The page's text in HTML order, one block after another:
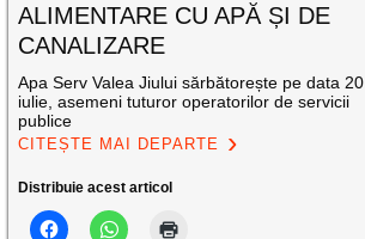
ALIMENTARE CU APĂ ȘI DE
CANALIZARE
Apa Serv Valea Jiului sărbătorește pe data 20
iulie, asemeni tuturor operatorilor de servicii
publice
CITEȘTE MAI DEPARTE
Distribuie acest articol